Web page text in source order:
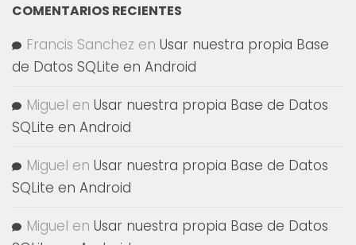
COMENTARIOS RECIENTES
Francis Sanchez en Usar nuestra propia Base
de Datos SQLite en Android
Miguel en Usar nuestra propia Base de Datos
SQLite en Android
Miguel en Usar nuestra propia Base de Datos
SQLite en Android
Miguel en Usar nuestra propia Base de Datos